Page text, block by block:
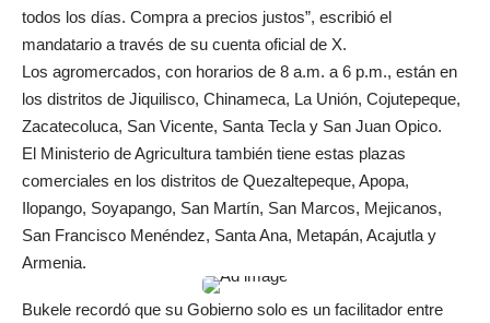
todos los días. Compra a precios justos”, escribió el
mandatario a través de su cuenta oficial de X.
Los agromercados, con horarios de 8 a.m. a 6 p.m., están en
los distritos de Jiquilisco, Chinameca, La Unión, Cojutepeque,
Zacatecoluca, San Vicente, Santa Tecla y San Juan Opico.
El Ministerio de Agricultura también tiene estas plazas
comerciales en los distritos de Quezaltepeque, Apopa,
Ilopango, Soyapango, San Martín, San Marcos, Mejicanos,
San Francisco Menéndez, Santa Ana, Metapán, Acajutla y
Armenia.
Bukele recordó que su Gobierno solo es un facilitador entre